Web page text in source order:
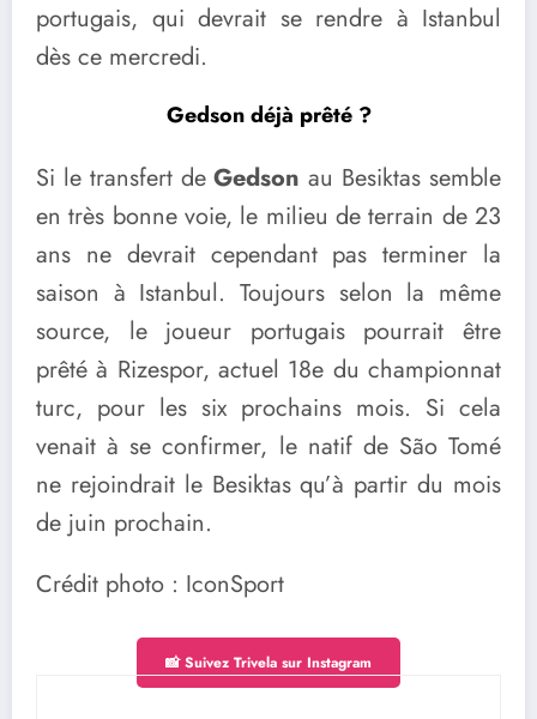
portugais, qui devrait se rendre à Istanbul
dès ce mercredi.
Gedson déjà prêté ?
Si le transfert deGedson au Besiktas semble
en très bonne voie, le milieu de terrain de 23
ans ne devrait cependant pas terminer la
saison à Istanbul. Toujours selon la même
source, le joueur portugais pourrait être
prêté à Rizespor, actuel 18e du championnat
turc, pour les six prochains mois. Si cela
venait à se confirmer, le natif de São Tomé
ne rejoindrait le Besiktas qu’à partir du mois
de juin prochain.
Crédit photo : IconSport
📸 Suivez Trivela sur Instagram